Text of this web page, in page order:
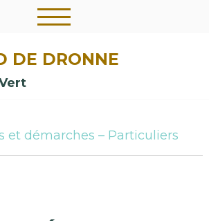
DE DRONNE
et démarches – Particuliers